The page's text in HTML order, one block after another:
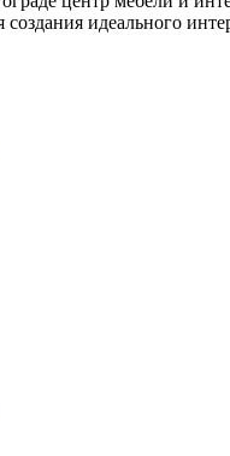
создания идеального